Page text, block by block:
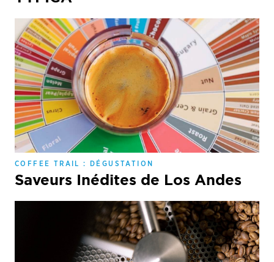
COFFEE TRAIL : DÉGUSTATION
Saveurs Inédites de Los Andes